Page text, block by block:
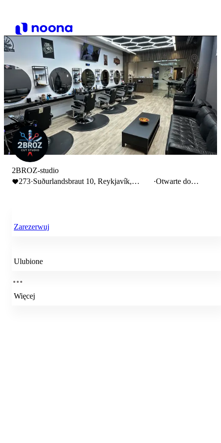
2BROZ-studio
273·Suðurlandsbraut 10, Reykjavík,
·Otwarte do
Zarezerwuj
Ulubione
Więcej